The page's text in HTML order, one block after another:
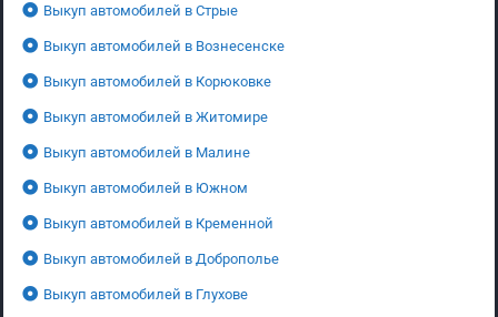
Выкуп автомобилей в Стрые
Выкуп автомобилей в Вознесенске
Выкуп автомобилей в Корюковке
Выкуп автомобилей в Житомире
Выкуп автомобилей в Малине
Выкуп автомобилей в Южном
Выкуп автомобилей в Кременной
Выкуп автомобилей в Доброполье
Выкуп автомобилей в Глухове